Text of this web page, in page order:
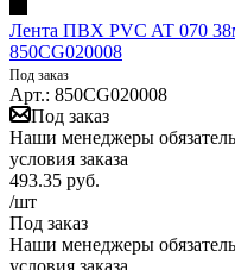
Лента ПВХ PVC AT 070
850CG020008
Под заказ
Арт.: 850CG020008
Под заказ
Наши менеджеры
условия заказа
493.35 руб.
/шт
Под заказ
Наши менеджеры
условия заказа